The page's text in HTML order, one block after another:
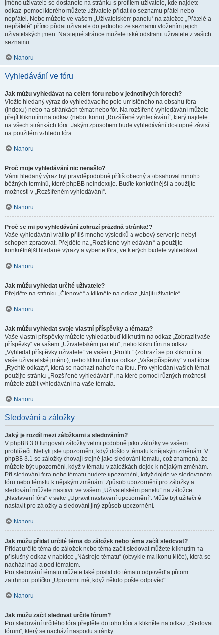
jméno uživatele se dostanete na stránku s profilem uživatele, kde najdete
odkaz, pomocí kterého můžete uživatele přidat do seznamu přátel nebo
nepřátel. Nebo můžete ve vašem „Uživatelském panelu“ na záložce „Přátelé a
nepřátelé“ přímo přidat uživatele do jednoho ze seznamů vložením jejich
uživatelských jmen. Na stejné stránce můžete také odstranit uživatele z vašich
seznamů.
Nahoru
Vyhledávání ve fóru
Jak můžu vyhledávat na celém fóru nebo v jednotlivých fórech?
Vložte hledaný výraz do vyhledávacího pole umístěného na obsahu fóra
(indexu) nebo na stránkách témat nebo fór. Na rozšířené vyhledávání můžete
přejít kliknutím na odkaz (nebo ikonu) „Rozšířené vyhledávání“, který najdete
na všech stránkách fóra. Jakým způsobem bude vyhledávání dostupné závisí
na použitém vzhledu fóra.
Nahoru
Proč moje vyhledávání nic nenašlo?
Vámi hledaný výraz byl pravděpodobně příliš obecný a obsahoval mnoho
běžných termínů, které phpBB neindexuje. Buďte konkrétnější a použijte
možnosti v „Rozšířeném vyhledávání“.
Nahoru
Proč se mi po vyhledávání zobrazí prázdná stránka!?
Vaše vyhledávání vrátilo příliš mnoho výsledků a webový server je nebyl
schopen zpracovat. Přejděte na „Rozšířené vyhledávání“ a použijte
konkrétnější hledané výrazy a vyberte fóra, ve kterých budete vyhledávat.
Nahoru
Jak můžu vyhledat určité uživatele?
Přejděte na stránku „Členové“ a klikněte na odkaz „Najít uživatele“.
Nahoru
Jak můžu vyhledat svoje vlastní příspěvky a témata?
Vaše vlastní příspěvky můžete vyhledat buď kliknutím na odkaz „Zobrazit vaše
příspěvky“ ve vašem „Uživatelském panelu“, nebo kliknutím na odkaz
„Vyhledat příspěvky uživatele“ ve vašem „Profilu“ (zobrazí se po kliknutí na
vaše uživatelské jméno), nebo kliknutím na odkaz „Vaše příspěvky“ v nabídce
„Rychlé odkazy“, která se nachází nahoře na fóru. Pro vyhledání vašich témat
použijte stránku „Rozšířené vyhledávání“, na které pomocí různých možnosti
můžete zúžit vyhledávání na vaše témata.
Nahoru
Sledování a záložky
Jaký je rozdíl mezi záložkami a sledováním?
V phpBB 3.0 fungovali záložky velmi podobně jako záložky ve vašem
prohlížeči. Nebyli jste upozorněni, když došlo v tématu k nějakým změnám. V
phpBB 3.1 se záložky chovají stejně jako sledování tématu, což znamená, že
můžete být upozorněni, když v tématu v záložkách dojde k nějakým změnám.
Při sledování fóra nebo tématu budete upozorněni, když dojde ve sledovaném
fóru nebo tématu k nějakým změnám. Způsob upozornění pro záložky a
sledování můžete nastavit ve vašem „Uživatelském panelu“ na záložce
„Nastavení fóra“ v sekci „Upravit nastavení upozornění“. Může být užitečné
nastavit pro záložky a sledování jiný způsob upozornění.
Nahoru
Jak můžu přidat určité téma do záložek nebo téma začít sledovat?
Přidat určité téma do záložek nebo téma začít sledovat můžete kliknutím na
příslušný odkaz v nabídce „Nástroje tématu“ (obvykle má ikonu klíče), která se
nachází nad a pod tématem.
Pro sledování tématu můžete také poslat do tématu odpověď a přitom
zatrhnout políčko „Upozornit mě, když někdo pošle odpověď“.
Nahoru
Jak můžu začít sledovat určité fórum?
Pro sledování určitého fóra přejděte do toho fóra a klikněte na odkaz „Sledovat
fórum“, který se nachází naspodu stránky.